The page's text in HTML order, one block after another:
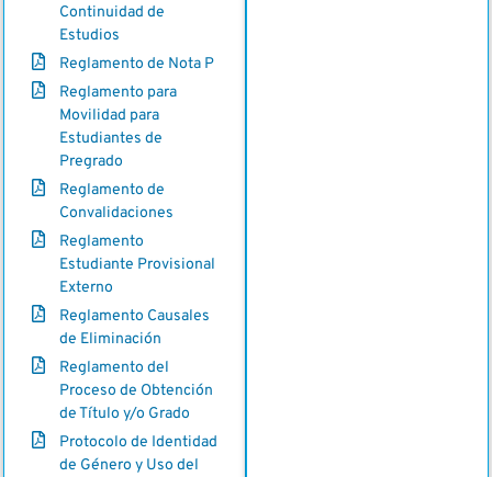
Continuidad de
Estudios
Reglamento de Nota P
Reglamento para
Movilidad para
Estudiantes de
Pregrado
Reglamento de
Convalidaciones
Reglamento
Estudiante Provisional
Externo
Reglamento Causales
de Eliminación
Reglamento del
Proceso de Obtención
de Título y/o Grado
Protocolo de Identidad
de Género y Uso del